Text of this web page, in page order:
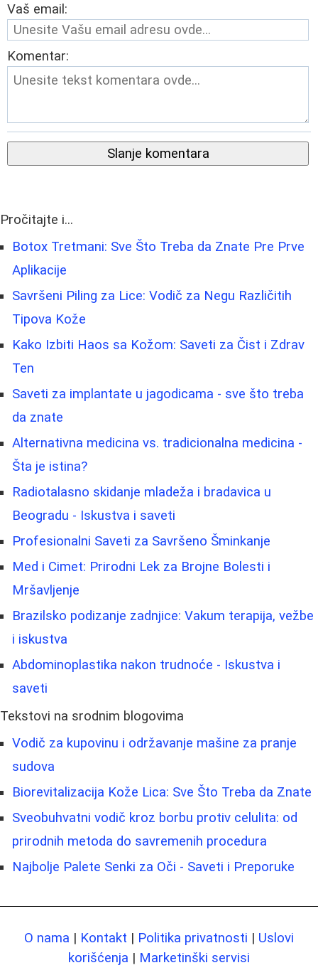
Vaš email:
Komentar:
Slanje komentara
Pročitajte i...
Botox Tretmani: Sve Što Treba da Znate Pre Prve
Aplikacije
Savršeni Piling za Lice: Vodič za Negu Različitih
Tipova Kože
Kako Izbiti Haos sa Kožom: Saveti za Čist i Zdrav
Ten
Saveti za implantate u jagodicama - sve što treba
da znate
Alternativna medicina vs. tradicionalna medicina -
Šta je istina?
Radiotalasno skidanje mladeža i bradavica u
Beogradu - Iskustva i saveti
Profesionalni Saveti za Savršeno Šminkanje
Med i Cimet: Prirodni Lek za Brojne Bolesti i
Mršavljenje
Brazilsko podizanje zadnjice: Vakum terapija, vežbe
i iskustva
Abdominoplastika nakon trudnoće - Iskustva i
saveti
Tekstovi na srodnim blogovima
Vodič za kupovinu i održavanje mašine za pranje
sudova
Biorevitalizacija Kože Lica: Sve Što Treba da Znate
Sveobuhvatni vodič kroz borbu protiv celulita: od
prirodnih metoda do savremenih procedura
Najbolje Palete Senki za Oči - Saveti i Preporuke
O nama | Kontakt | Politika privatnosti | Uslovi
korišćenja | Marketinški servisi